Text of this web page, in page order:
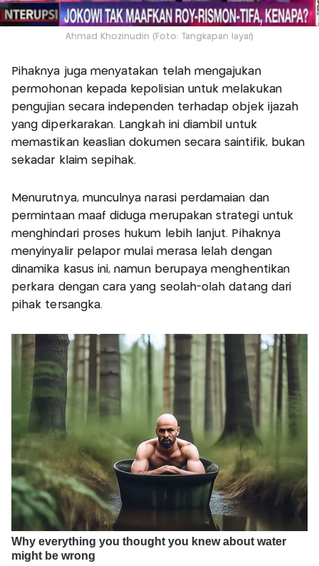
Ahmad Khozinudin (Foto: Tangkapan layar)
Pihaknya juga menyatakan telah mengajukan
permohonan kepada kepolisian untuk melakukan
pengujian secara independen terhadap objek ijazah
yang diperkarakan. Langkah ini diambil untuk
memastikan keaslian dokumen secara saintifik, bukan
sekadar klaim sepihak.
Menurutnya, munculnya narasi perdamaian dan
permintaan maaf diduga merupakan strategi untuk
menghindari proses hukum lebih lanjut. Pihaknya
menyinyalir pelapor mulai merasa lelah dengan
dinamika kasus ini, namun berupaya menghentikan
perkara dengan cara yang seolah-olah datang dari
pihak tersangka.